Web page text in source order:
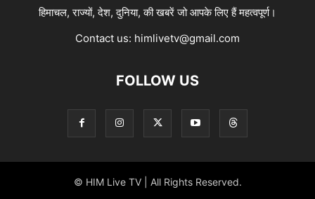
हिमाचल, राज्यों, देश, दुनिया, की खबरें जो आपके लिए हैं महत्वपूर्ण।
Contact us: himlivetv@gmail.com
FOLLOW US
© HIM Live TV | All Rights Reserved.